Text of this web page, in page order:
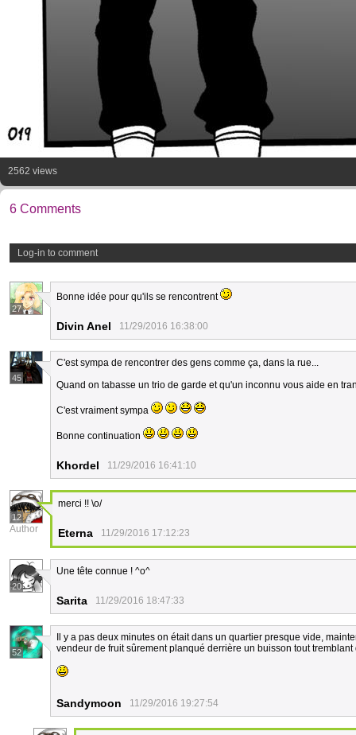
2562 views
6 Comments
Log-in to comment
27
Bonne idée pour qu'ils se rencontrent
Divin Anel 11/29/2016 16:38:00
45
C'est sympa de rencontrer des gens comme ça, dans la rue...
Quand on tabasse un trio de garde et qu'un inconnu vous aide en
C'est vraiment sympa
Bonne continuation
Khordel 11/29/2016 16:41:10
12
Author
merci !! \o/
Eterna 11/29/2016 17:12:23
20
Une tête connue ! ^o^
Sarita 11/29/2016 18:47:33
52
Il y a pas deux minutes on était dans un quartier presque vide,
vendeur de fruit sûrement planqué derrière un buisson tout tremblant
Sandymoon 11/29/2016 19:27:54